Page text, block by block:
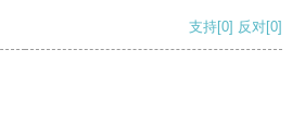
支持[0] 反对[0]